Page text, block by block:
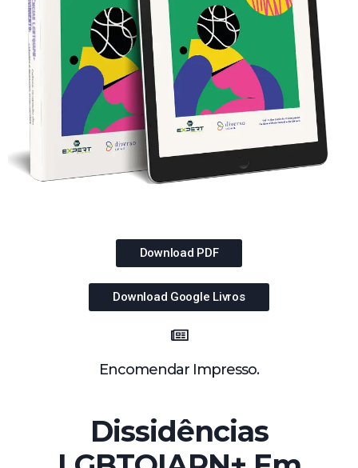
Download PDF
Download Google Livros
Encomendar Impresso.
Dissidências